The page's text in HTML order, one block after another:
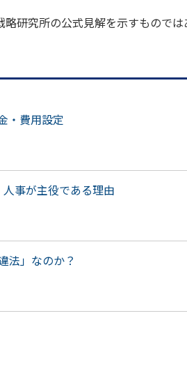
研究所の公式見解を示すものでは
・費用設定
事が主役である理由
法」なのか？